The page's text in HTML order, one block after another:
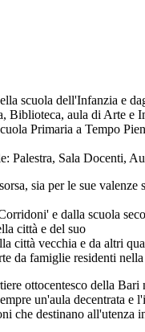
scuola dell'Infanzia e
Biblioteca, aula di Arte e
Primaria a Tempo
Palestra, Sala Docenti,
sia per le sue
e dalla scuola
città e del suo
città vecchia e da altri
famiglie residenti
ottocentesco della
un'aula decentrata e
che destinano all'utenza